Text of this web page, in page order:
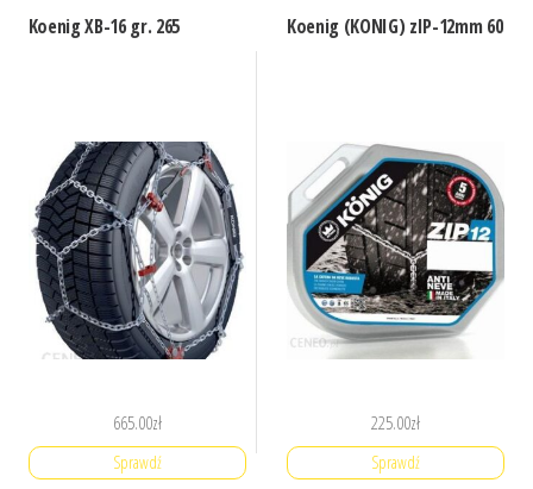
Koenig XB-16 gr. 265
665.00zł
Sprawdź
Koenig (KONIG) zIP-12mm 60
225.00zł
Sprawdź